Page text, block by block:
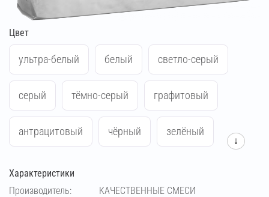
Цвет
ультра-белый белый светло-серый
серый тёмно-серый графитовый
антрацитовый чёрный зелёный
↓
Характеристики
Производитель:
КАЧЕСТВЕННЫЕ СМЕСИ